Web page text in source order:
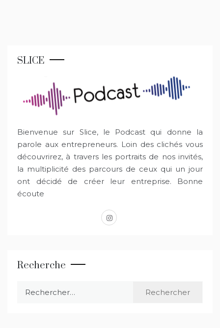
SLICE
Bienvenue sur Slice, le Podcast qui donne la
parole aux entrepreneurs. Loin des clichés vous
découvrirez, à travers les portraits de nos invités,
la multiplicité des parcours de ceux qui un jour
ont décidé de créer leur entreprise. Bonne
écoute
instagram
Recherche